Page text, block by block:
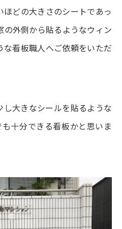
どの大きさのシートであっ
の外側から貼るようなウィン
な看板職人へご依頼をいただ
し大きなシールを貼るような
十分できる看板かと思いま